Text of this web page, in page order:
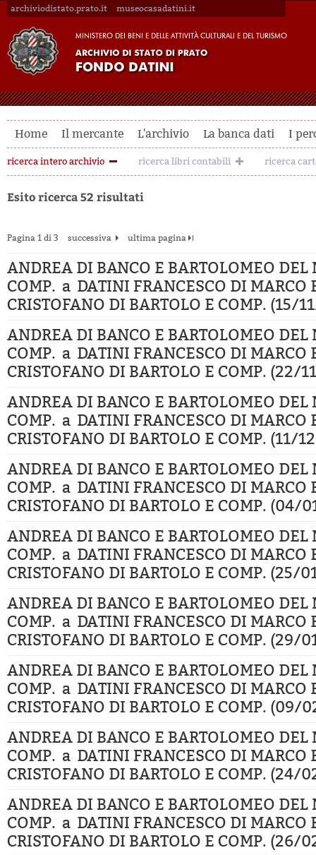
archiviodistato.prato.it museocasadatini.it
Home Il mercante L'archivio La banca dati I
ricerca intero archivio ricerca libri contabili ricerca
Esito ricerca 52 risultati
Pagina 1 di 3 successiva ultima pagina
ANDREA DI BANCO E BARTOLOMEO DEL
COMP. a DATINI FRANCESCO DI MARCO
CRISTOFANO DI BARTOLO E COMP. (15/
ANDREA DI BANCO E BARTOLOMEO DEL
COMP. a DATINI FRANCESCO DI MARCO
CRISTOFANO DI BARTOLO E COMP. (22/
ANDREA DI BANCO E BARTOLOMEO DEL
COMP. a DATINI FRANCESCO DI MARCO
CRISTOFANO DI BARTOLO E COMP. (11/
ANDREA DI BANCO E BARTOLOMEO DEL
COMP. a DATINI FRANCESCO DI MARCO
CRISTOFANO DI BARTOLO E COMP. (04/
ANDREA DI BANCO E BARTOLOMEO DEL
COMP. a DATINI FRANCESCO DI MARCO
CRISTOFANO DI BARTOLO E COMP. (25/
ANDREA DI BANCO E BARTOLOMEO DEL
COMP. a DATINI FRANCESCO DI MARCO
CRISTOFANO DI BARTOLO E COMP. (29/
ANDREA DI BANCO E BARTOLOMEO DEL
COMP. a DATINI FRANCESCO DI MARCO
CRISTOFANO DI BARTOLO E COMP. (09/
ANDREA DI BANCO E BARTOLOMEO DEL
COMP. a DATINI FRANCESCO DI MARCO
CRISTOFANO DI BARTOLO E COMP. (24/
ANDREA DI BANCO E BARTOLOMEO DEL
COMP. a DATINI FRANCESCO DI MARCO
CRISTOFANO DI BARTOLO E COMP. (26/